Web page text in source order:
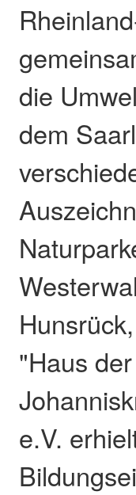
die
dem
"Haus
e.V.